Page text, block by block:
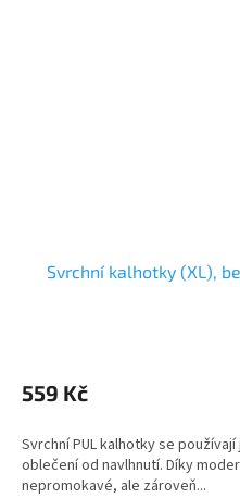
Svrchní kalhotky (XL),
559 Kč
Svrchní PUL kalhotky se
oblečení od navlhnutí. Díky
nepromokavé, ale zároveň...